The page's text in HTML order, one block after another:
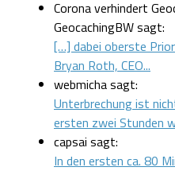
Corona verhindert
GeocachingBW sagt:
[…] dabei oberste
Bryan Roth, CEO...
webmicha sagt:
Unterbrechung ist
ersten zwei Stunden
capsai sagt:
In den ersten ca. 80